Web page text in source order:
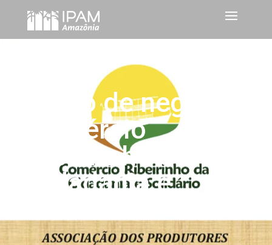
Plano de negócios:
Comércio
Ribeirinho da
Cidadania e